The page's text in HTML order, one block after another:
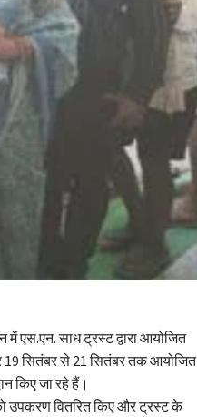
एस.एन. साध ट्रस्ट द्वारा आयोजित
19 सितंबर से 21 सितंबर तक आयोजित
किए जा रहे हैं।
उपकरण वितरित किए और ट्रस्ट के